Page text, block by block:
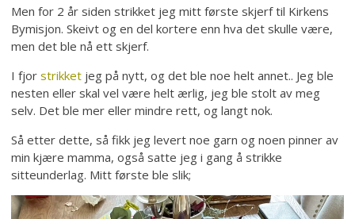
Men for 2 år siden strikket jeg mitt første skjerf til Kirkens
Bymisjon. Skeivt og en del kortere enn hva det skulle være,
men det ble nå ett skjerf.
I fjorstrikket jeg på nytt, og det ble noe helt annet.. Jeg ble
nesten eller skal vel være helt ærlig, jeg ble stolt av meg
selv. Det ble mer eller mindre rett, og langt nok.
Så etter dette, så fikk jeg levert noe garn og noen pinner av
min kjære mamma, også satte jeg i gang å strikke
sitteunderlag. Mitt første ble slik;